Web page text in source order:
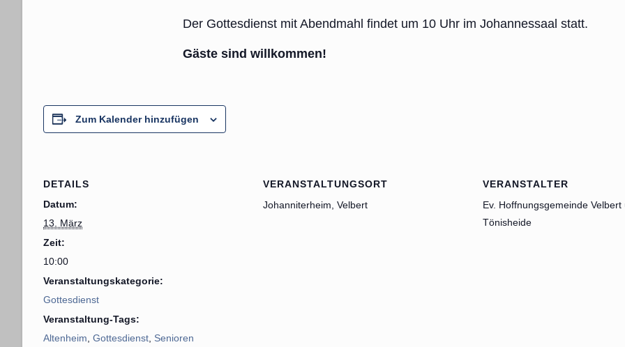
Der Gottesdienst mit Abendmahl findet um 10 Uhr im Johannessaal statt.
Gäste sind willkommen!
Zum Kalender hinzufügen
DETAILS
Datum:
13. März
Zeit:
10:00
Veranstaltungskategorie:
Gottesdienst
Veranstaltung-Tags:
Altenheim Gottesdienst Senioren
VERANSTALTUNGSORT
Johanniterheim, Velbert
VERANSTALTER
Ev. Hoffnungsgemeinde Velbert
Tönisheide